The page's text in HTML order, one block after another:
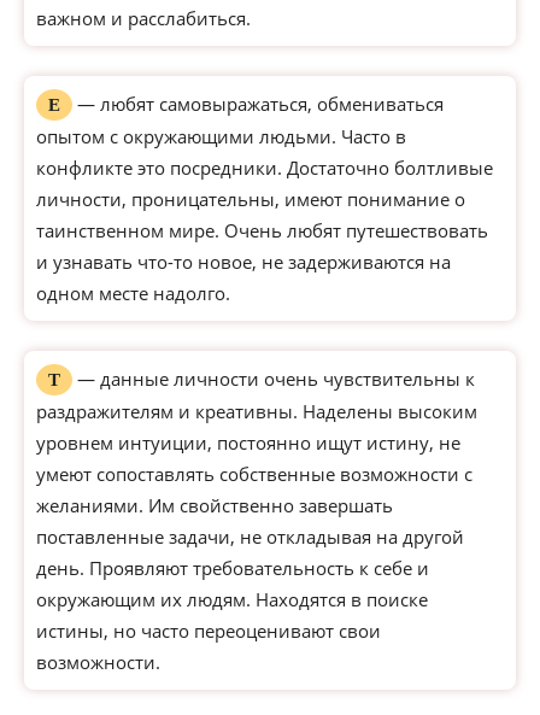
важном и расслабиться.
Е
— любят самовыражаться, обмениваться
опытом с окружающими людьми. Часто в
конфликте это посредники. Достаточно болтливые
личности, проницательны, имеют понимание о
таинственном мире. Очень любят путешествовать
и узнавать что-то новое, не задерживаются на
одном месте надолго.
Т
— данные личности очень чувствительны к
раздражителям и креативны. Наделены высоким
уровнем интуиции, постоянно ищут истину, не
умеют сопоставлять собственные возможности с
желаниями. Им свойственно завершать
поставленные задачи, не откладывая на другой
день. Проявляют требовательность к себе и
окружающим их людям. Находятся в поиске
истины, но часто переоценивают свои
возможности.